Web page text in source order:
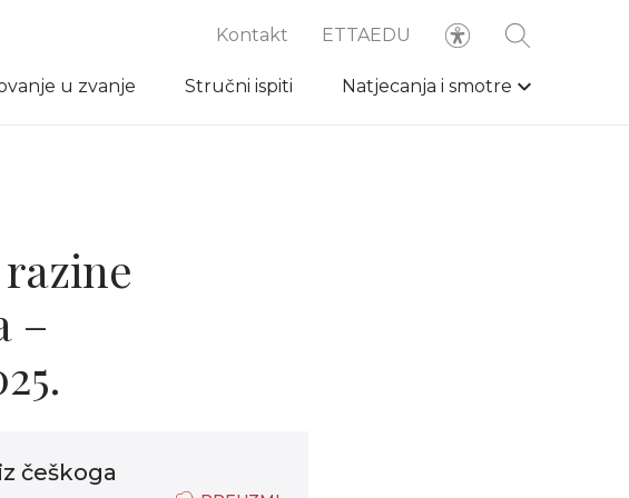
Kontakt ETTAEDU
u zvanje Stručni ispiti Natjecanja i smotre
–
češkoga